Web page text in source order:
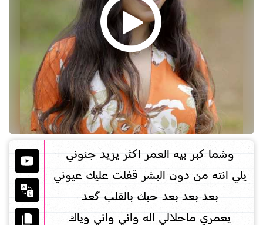
وشما كبر بيه العمر اكثر يزيد جنوني
يلي انته من دون البشر قفلت عليك عيوني
بعد بعد بعد حبك بالقلب گعد
يعمري ماحلالي اله واني واني وياك